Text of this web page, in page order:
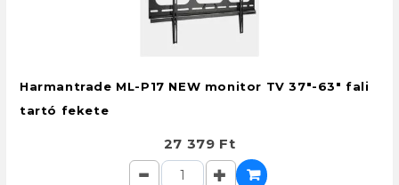
Harmantrade ML-P17 NEW monitor TV 37"-63" fali
tartó fekete
27 379 Ft